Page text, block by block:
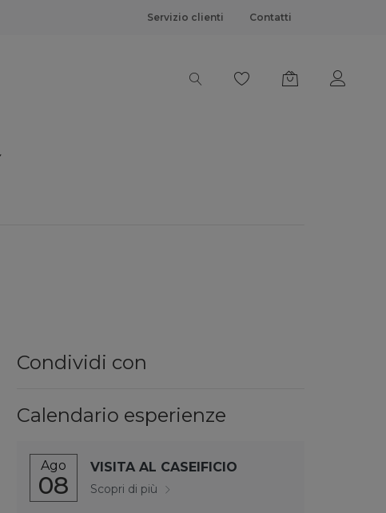
Servizio clienti Contatti
Condividi con
Calendario esperienze
Ago
08
VISITA AL CASEIFICIO
Scopri di più